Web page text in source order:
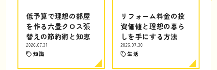
低予算で理想の部屋
を作る六畳クロス張
替えの節約術と知恵
2026.07.31
知識
リフォーム料金の投
資価値と理想の暮ら
しを手にする方法
2026.07.30
生活